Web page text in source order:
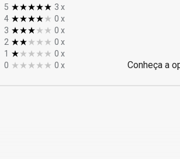
5 3 x
4
0 x
3
0 x
2
0 x
1
0 x
0
0 x Conheça a